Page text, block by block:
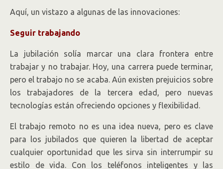
Aquí, un vistazo a algunas de las innovaciones:
Seguir trabajando
La jubilación solía marcar una clara frontera entre
trabajar y no trabajar. Hoy, una carrera puede terminar,
pero el trabajo no se acaba. Aún existen prejuicios sobre
los trabajadores de la tercera edad, pero nuevas
tecnologías están ofreciendo opciones y flexibilidad.
El trabajo remoto no es una idea nueva, pero es clave
para los jubilados que quieren la libertad de aceptar
cualquier oportunidad que les sirva sin interrumpir su
estilo de vida. Con los teléfonos inteligentes y las